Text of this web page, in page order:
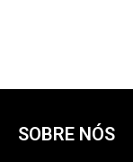
SOBRE NÓS